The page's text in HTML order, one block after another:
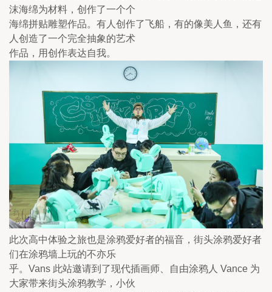
沫海绵为材料，创作了一个个
海绵拼贴雕塑作品。有人创作了飞船，有的像美人鱼，还有
人创造了一个完全抽象的艺术
作品，用创作表达自我。
此次高中体验之旅也是涂鸦爱好者的福音，街头涂鸦爱好者
们在涂鸦墙上玩的不亦乐
乎。Vans 此站邀请到了现代插画师、自由涂鸦人 Vance 为
大家带来街头涂鸦教学，小伙